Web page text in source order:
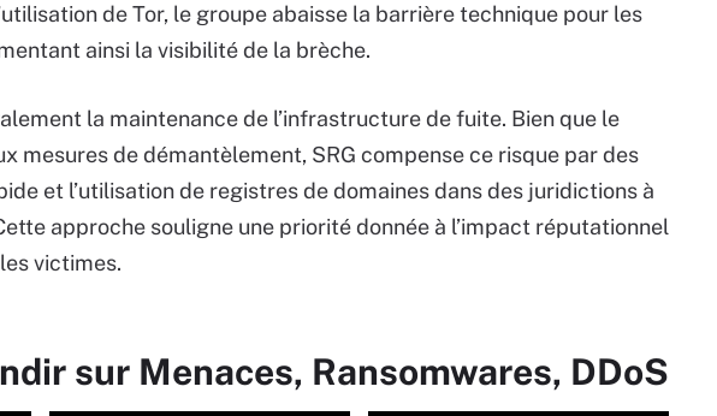
de Tor, le groupe abaisse la barrière technique pour les
ainsi la visibilité de la brèche.
la maintenance de l’infrastructure de fuite. Bien que le
mesures de démantèlement, SRG compense ce risque par des
et l’utilisation de registres de domaines dans des juridictions à
approche souligne une priorité donnée à l’impact réputationnel
victimes.
sur Menaces, Ransomwares, DDoS